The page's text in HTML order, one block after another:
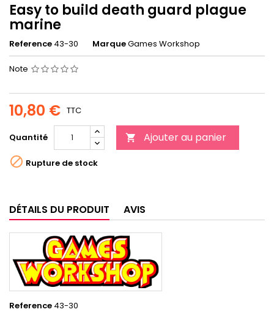
Easy to build death guard plague
marine
Reference 43-30 MarqueGames Workshop
Note
10,80 € TTC
Quantité  Ajouter au panier
 Rupture de stock
DÉTAILS DU PRODUIT AVIS
Reference 43-30